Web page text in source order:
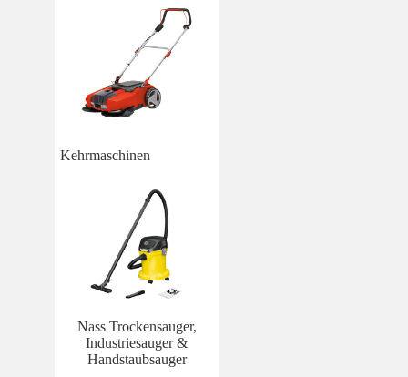
Kehrmaschinen
Nass Trockensauger,
Industriesauger &
Handstaubsauger